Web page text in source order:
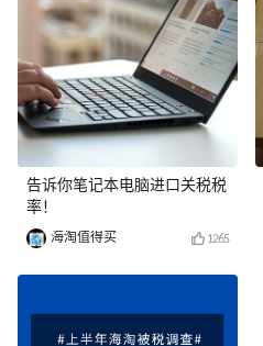
告诉你笔记本电脑进口关税税
率！
海淘值得买 1265